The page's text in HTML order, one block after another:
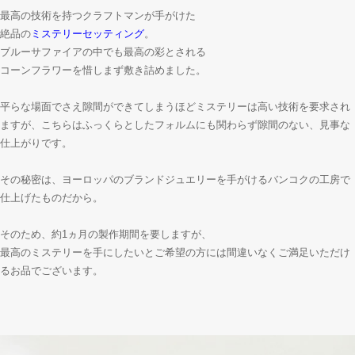
最高の技術を持つクラフトマンが手がけた
絶品の ミステリーセッティング。
ブルーサファイアの中でも最高の彩とされる
コーンフラワーを惜しまず敷き詰めました。
平らな場面でさえ隙間ができてしまうほどミステリーは高い技術を要求され
ますが、こちらはふっくらとしたフォルムにも関わらず隙間のない、見事な
仕上がりです。
その秘密は、ヨーロッパのブランドジュエリーを手がけるバンコクの工房で
仕上げたものだから。
そのため、約1ヵ月の製作期間を要しますが、
最高のミステリーを手にしたいとご希望の方には間違いなくご満足いただけ
るお品でございます。